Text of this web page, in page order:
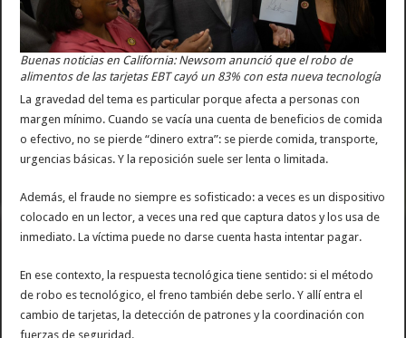
Buenas noticias en California: Newsom anunció que el robo de
alimentos de las tarjetas EBT cayó un 83% con esta nueva tecnología
La gravedad del tema es particular porque afecta a personas con
margen mínimo. Cuando se vacía una cuenta de beneficios de comida
o efectivo, no se pierde “dinero extra”: se pierde comida, transporte,
urgencias básicas. Y la reposición suele ser lenta o limitada.
Además, el fraude no siempre es sofisticado: a veces es un dispositivo
colocado en un lector, a veces una red que captura datos y los usa de
inmediato. La víctima puede no darse cuenta hasta intentar pagar.
En ese contexto, la respuesta tecnológica tiene sentido: si el método
de robo es tecnológico, el freno también debe serlo. Y allí entra el
cambio de tarjetas, la detección de patrones y la coordinación con
fuerzas de seguridad.